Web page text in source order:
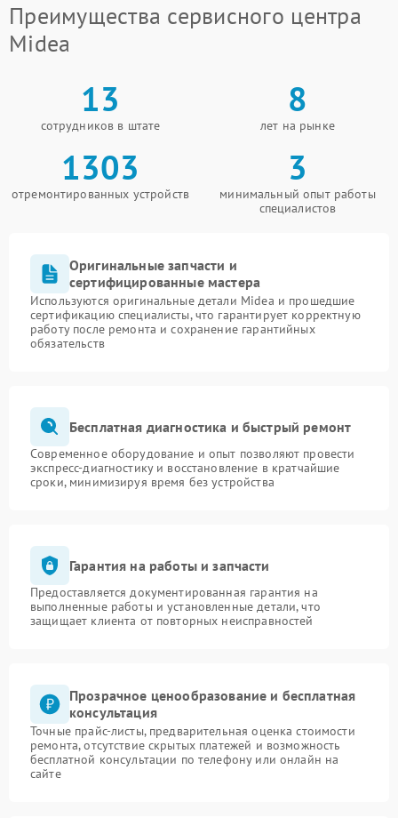
Преимущества сервисного центра
Midea
13
сотрудников в штате
8
лет на рынке
1303
отремонтированных устройств
3
минимальный опыт работы
специалистов
Оригинальные запчасти и
сертифицированные мастера
Используются оригинальные детали Midea и прошедшие
сертификацию специалисты, что гарантирует корректную
работу после ремонта и сохранение гарантийных
обязательств
Бесплатная диагностика и быстрый ремонт
Современное оборудование и опыт позволяют провести
экспресс-диагностику и восстановление в кратчайшие
сроки, минимизируя время без устройства
Гарантия на работы и запчасти
Предоставляется документированная гарантия на
выполненные работы и установленные детали, что
защищает клиента от повторных неисправностей
Прозрачное ценообразование и бесплатная
консультация
Точные прайс-листы, предварительная оценка стоимости
ремонта, отсутствие скрытых платежей и возможность
бесплатной консультации по телефону или онлайн на
сайте